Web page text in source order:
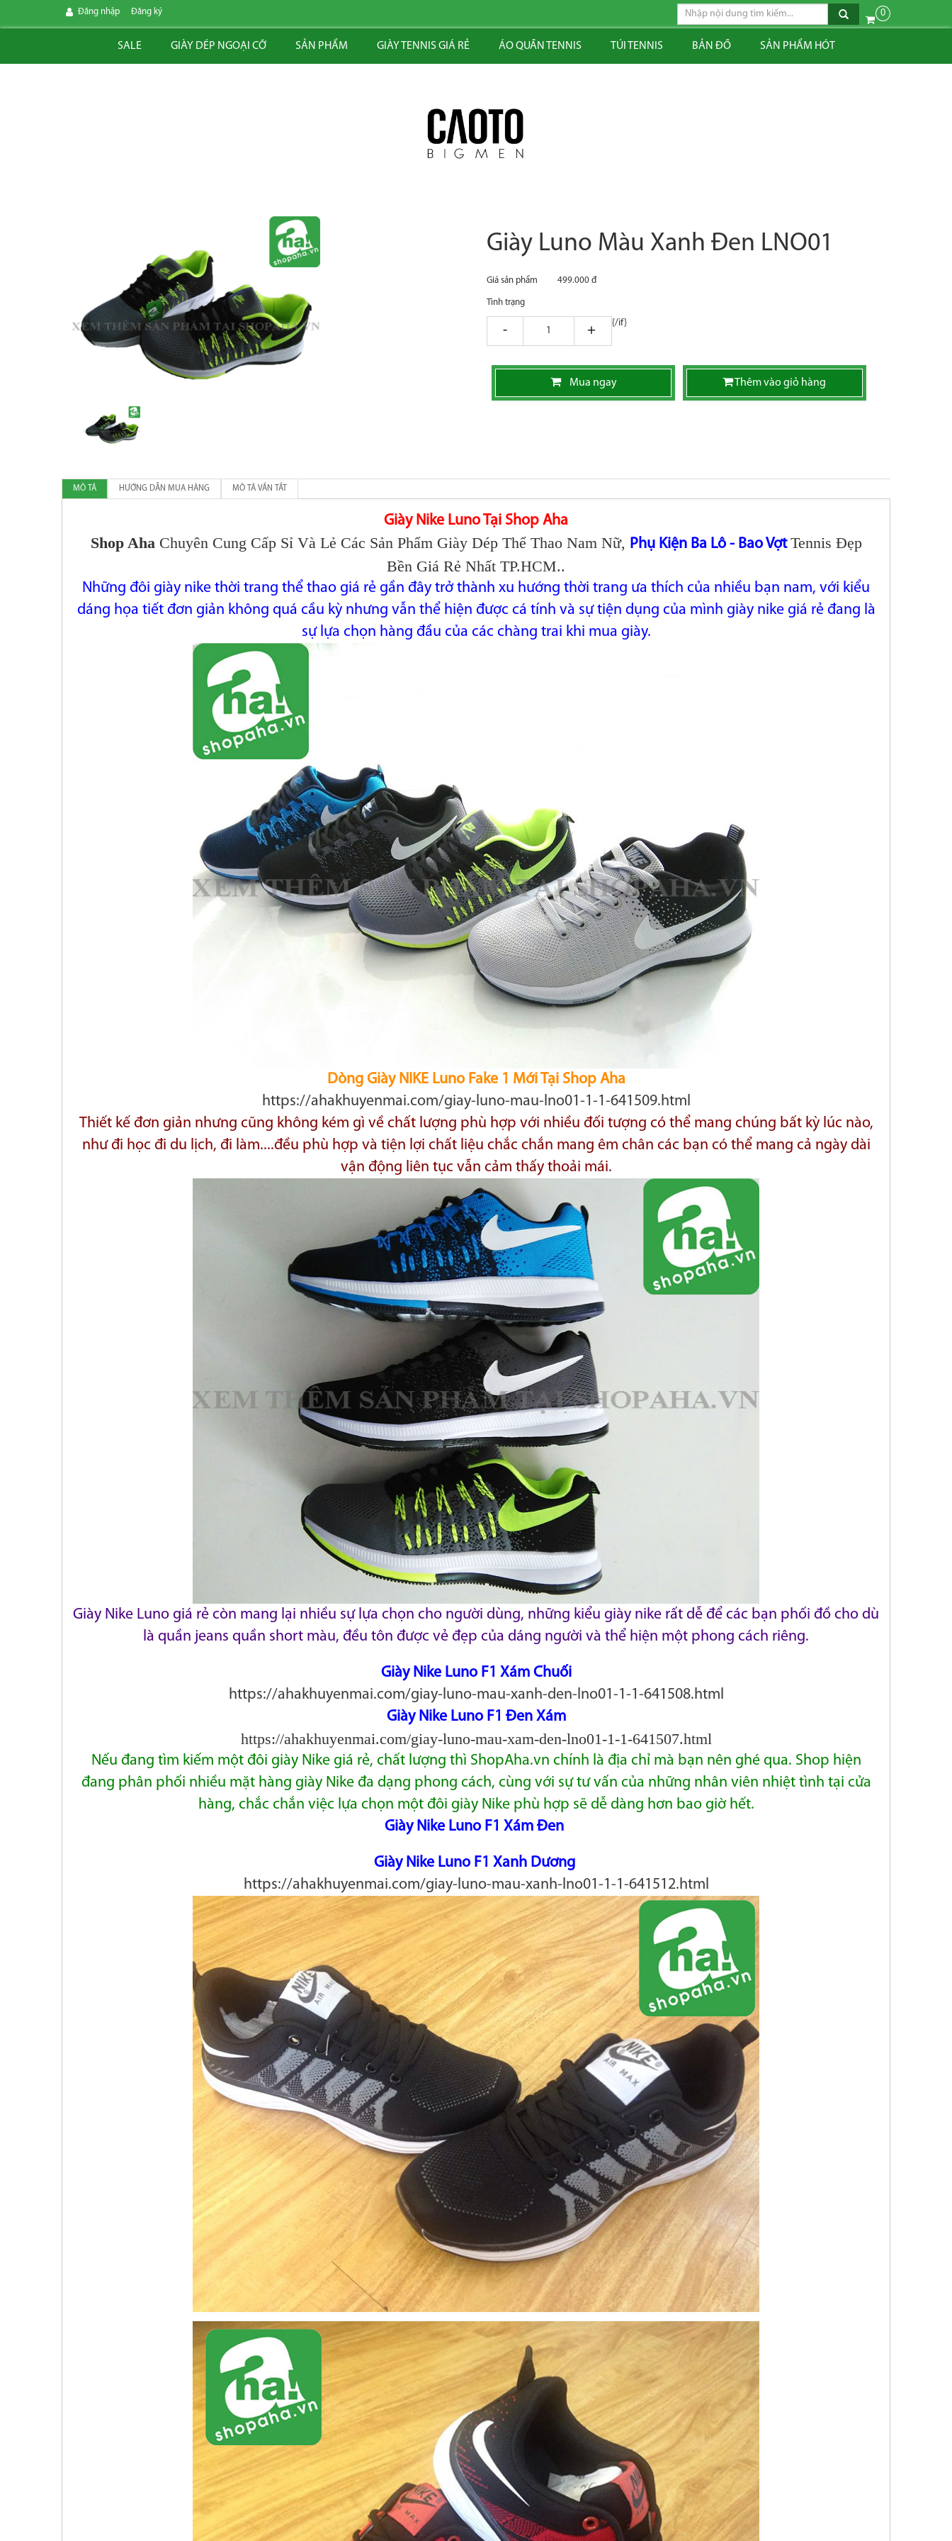
Đăng nhập Đăng ký 0
SALE GIÀY DÉP NGOẠI CỠ SẢN PHẨM GIÀY TENNIS GIÁ RẺ ÁO QUẦN TENNIS TÚI TENNIS BẢN ĐỒ SẢN PHẨM HÓT
Giày Luno Màu Xanh Đen LNO01
Giá sản phẩm 499.000 đ
Tình trạng
giam tang
{/if}
Mua ngay Thêm vào giỏ hàng
MÔ TẢ HƯỚNG DẪN MUA HÀNG MÔ TẢ VẮN TẮT
Giày Nike Luno Tại Shop Aha
Shop Aha Chuyên Cung Cấp Sỉ Và Lẻ Các Sản Phẩm Giày Dép Thể Thao Nam Nữ, Phụ Kiện Ba Lô - Bao VợtTennis Đẹp
Bền Giá Rẻ Nhất TP.HCM..
Những đôi giày nike thời trang thể thao giá rẻ gần đây trở thành xu hướng thời trang ưa thích của nhiều bạn nam, với kiểu
dáng họa tiết đơn giản không quá cầu kỳ nhưng vẫn thể hiện được cá tính và sự tiện dụng của mình giày nike giá rẻ đang là
sự lựa chọn hàng đầu của các chàng trai khi mua giày.
Dòng Giày NIKE Luno Fake 1 Mới Tại Shop Aha
https://ahakhuyenmai.com/giay-luno-mau-lno01-1-1-641509.html
Thiết kế đơn giản nhưng cũng không kém gì về chất lượng phù hợp với nhiều đối tượng có thể mang chúng bất kỳ lúc nào,
như đi học đi du lịch, đi làm....đều phù hợp và tiện lợi chất liệu chắc chắn mang êm chân các bạn có thể mang cả ngày dài
vận động liên tục vẫn cảm thấy thoải mái.
Giày Nike Luno giá rẻ còn mang lại nhiều sự lựa chọn cho người dùng, những kiểu giày nike rất dễ để các bạn phối đồ cho dù
là quần jeans quần short màu, đều tôn được vẻ đẹp của dáng người và thể hiện một phong cách riêng.
Giày Nike Luno F1 Xám Chuối
https://ahakhuyenmai.com/giay-luno-mau-xanh-den-lno01-1-1-641508.html
Giày Nike Luno F1 Đen Xám
https://ahakhuyenmai.com/giay-luno-mau-xam-den-lno01-1-1-641507.html
Nếu đang tìm kiếm một đôi giày Nike giá rẻ, chất lượng thì ShopAha.vn chính là địa chỉ mà bạn nên ghé qua. Shop hiện
đang phân phối nhiều mặt hàng giày Nike đa dạng phong cách, cùng với sự tư vấn của những nhân viên nhiệt tình tại cửa
hàng, chắc chắn việc lựa chọn một đôi giày Nike phù hợp sẽ dễ dàng hơn bao giờ hết.
Giày Nike Luno F1 Xám Đen
Giày Nike Luno F1 Xanh Dương
https://ahakhuyenmai.com/giay-luno-mau-xanh-lno01-1-1-641512.html